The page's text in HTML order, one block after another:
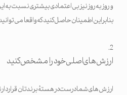
و روز به روز نیز بی اعتمادی بیشتری نسبت به
بنابراین اطمینان حاصل کنید که واقعا می
ارزش های اصلی خود را مشخص کنید
ارزش های شما درست در هستۀ برندتان قرار